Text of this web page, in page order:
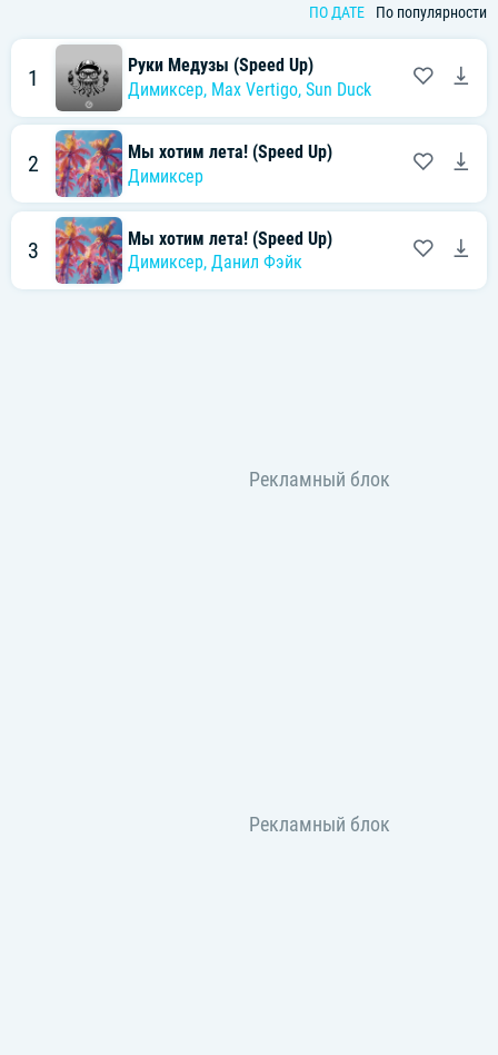
ПО ДАТЕ По популярности
1
Руки Медузы (Speed Up)
Димиксер, Max Vertigo, Sun Duck
2
Мы хотим лета! (Speed Up)
Димиксер
3
Мы хотим лета! (Speed Up)
Димиксер, Данил Фэйк